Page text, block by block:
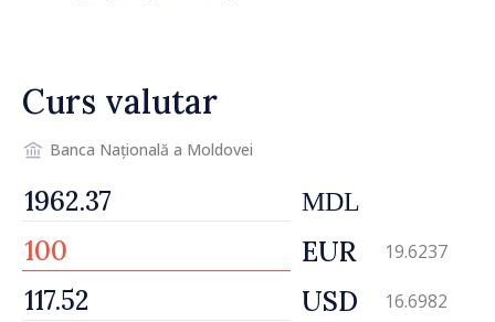
Curs valutar
Banca Națională a Moldovei
MDL
EUR 19.6237
USD 16.6982